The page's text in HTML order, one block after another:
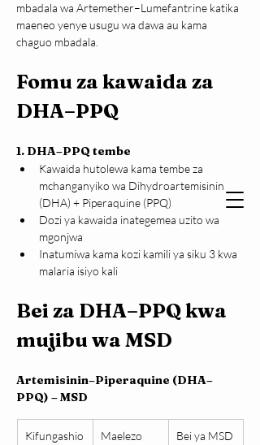
mbadala wa Artemether–Lumefantrine katika
maeneo yenye usugu wa dawa au kama
chaguo mbadala.
Fomu za kawaida za
DHA–PPQ
1. DHA–PPQ tembe
Kawaida hutolewa kama tembe za
mchanganyiko wa Dihydroartemisinin
(DHA) + Piperaquine (PPQ)
Dozi ya kawaida inategemea uzito wa
mgonjwa
Inatumiwa kama kozi kamili ya siku 3 kwa
malaria isiyo kali
Bei za DHA–PPQ kwa
mujibu wa MSD
Artemisinin–Piperaquine (DHA–
PPQ) – MSD
Kifungashio
Maelezo Bei ya MSD